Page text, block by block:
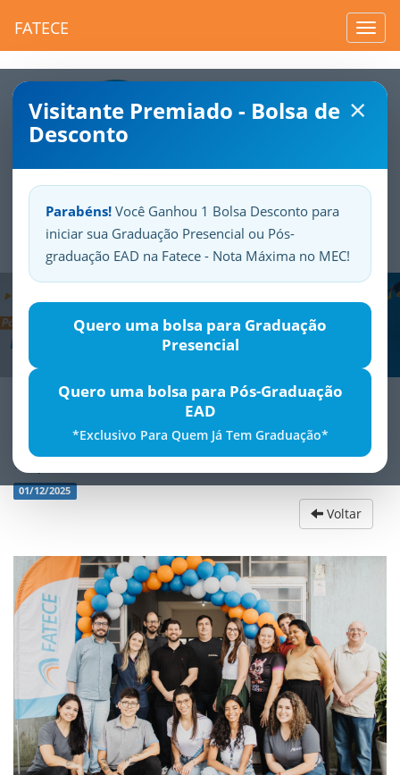
FATECE
×
Visitante Premiado - Bolsa de
Desconto
Parabéns! Você Ganhou 1 Bolsa Desconto para
iniciar sua Graduação Presencial ou Pós-
graduação EAD na Fatece - Nota Máxima no MEC!
Quero uma bolsa para Graduação
Presencial
Quero uma bolsa para Pós-Graduação
EAD
*Exclusivo Para Quem Já Tem Graduação*
SuaFatece.Seuorgulho.
Previous
ExpoFATECE 2025 - Parte II
01/12/2025
Voltar